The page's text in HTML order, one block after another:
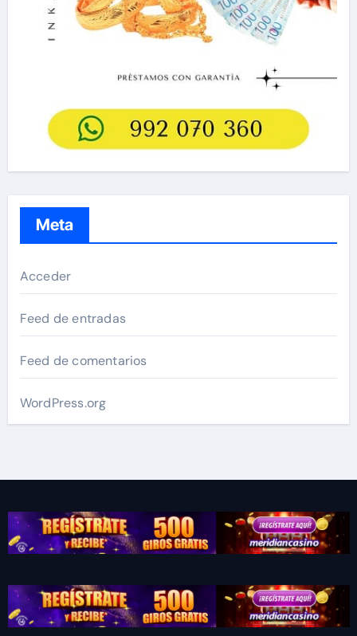
Meta
Acceder
Feed de entradas
Feed de comentarios
WordPress.org